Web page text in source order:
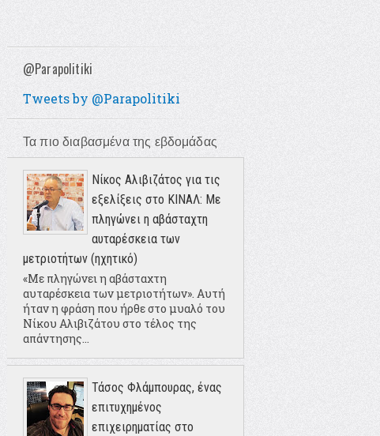
@Parapolitiki
Tweets by @Parapolitiki
Τα πιο διαβασμένα της εβδομάδας
Νίκος Αλιβιζάτος για τις
εξελίξεις στο ΚΙΝΑΛ: Με
πληγώνει η αβάσταχτη
αυταρέσκεια των
μετριοτήτων (ηχητικό)
«Με πληγώνει η αβάσταχτη
αυταρέσκεια των μετριοτήτων». Αυτή
ήταν η φράση που ήρθε στο μυαλό του
Νίκου Αλιβιζάτου στο τέλος της
απάντησης...
Τάσος Φλάμπουρας, ένας
επιτυχημένος
επιχειρηματίας στο